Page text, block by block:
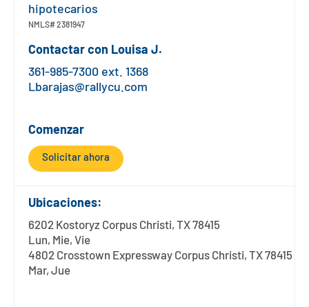
Calculadoras
Expertos a domicilio
Servicios
Preguntas frecuentes
Expertos en banca de empresas
Preguntas frecuentes
Noticias de los miembros
Formularios
Calculadoras
Explorar la banca digital
Zelle
Banco por teléfono
Póngase en contacto con
Acerca de
Tarifas
Préstamos
Empresas
hipotecarios
NMLS#2381947
Contactar con Louisa J.
361-985-7300 ext. 1368
Lbarajas@rallycu.com
Comenzar
Solicitar ahora
Ubicaciones:
6202 Kostoryz Corpus Christi, TX 78415
Lun, Mie, Vie
4802 Crosstown Expressway Corpus Christi, TX 78415
Mar, Jue